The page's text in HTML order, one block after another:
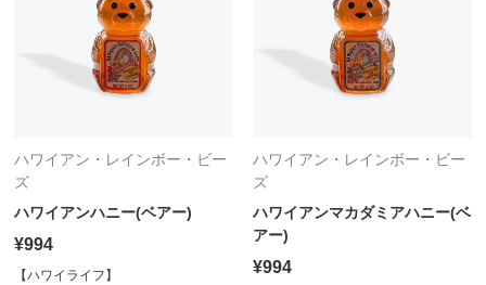
ハワイアン・レインボー・ビー
ズ
ハワイアンハニー(ベアー)
¥994
【ハワイライフ】
ハワイアン・レインボー・ビー
ズ
ハワイアンマカダミアハニー(ベ
アー)
¥994